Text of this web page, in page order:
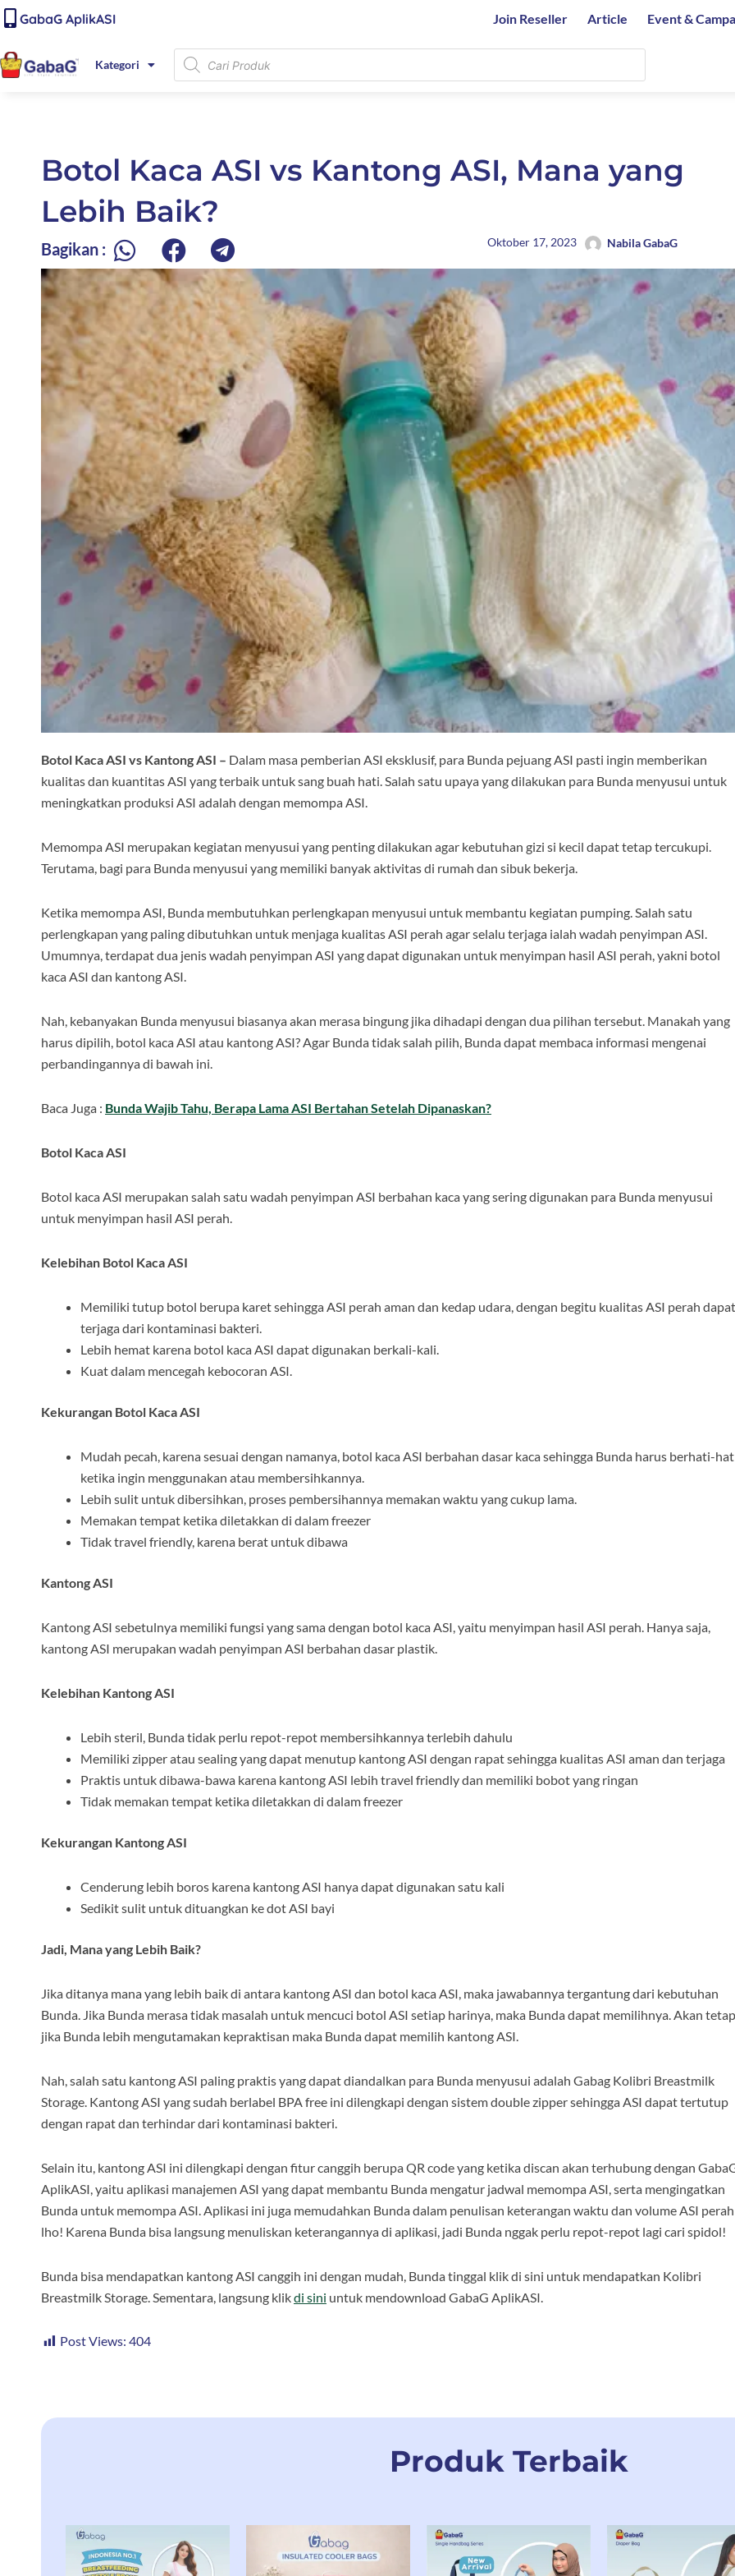
content
Lewati
ke
konten
GabaG AplikASI Join Reseller Article Event &
Kategori
Products
search
Botol Kaca ASI vs Kantong ASI, Mana yang
Lebih Baik?
Bagikan : Oktober 17, 2023 Nabila GabaG
Botol Kaca ASI vs Kantong ASI – Dalam masa pemberian ASI eksklusif, para Bunda pejuang ASI pasti ingin memberikan
kualitas dan kuantitas ASI yang terbaik untuk sang buah hati. Salah satu upaya yang dilakukan para Bunda menyusui untuk
meningkatkan produksi ASI adalah dengan memompa ASI.
Memompa ASI merupakan kegiatan menyusui yang penting dilakukan agar kebutuhan gizi si kecil dapat tetap tercukupi.
Terutama, bagi para Bunda menyusui yang memiliki banyak aktivitas di rumah dan sibuk bekerja.
Ketika memompa ASI, Bunda membutuhkan perlengkapan menyusui untuk membantu kegiatan pumping. Salah satu
perlengkapan yang paling dibutuhkan untuk menjaga kualitas ASI perah agar selalu terjaga ialah wadah penyimpan ASI.
Umumnya, terdapat dua jenis wadah penyimpan ASI yang dapat digunakan untuk menyimpan hasil ASI perah, yakni botol
kaca ASI dan kantong ASI.
Nah, kebanyakan Bunda menyusui biasanya akan merasa bingung jika dihadapi dengan dua pilihan tersebut. Manakah yang
harus dipilih, botol kaca ASI atau kantong ASI? Agar Bunda tidak salah pilih, Bunda dapat membaca informasi mengenai
perbandingannya di bawah ini.
Baca Juga : Bunda Wajib Tahu, Berapa Lama ASI Bertahan Setelah Dipanaskan?
Botol Kaca ASI
Botol kaca ASI merupakan salah satu wadah penyimpan ASI berbahan kaca yang sering digunakan para Bunda menyusui
untuk menyimpan hasil ASI perah.
Kelebihan Botol Kaca ASI
Memiliki tutup botol berupa karet sehingga ASI perah aman dan kedap udara, dengan begitu kualitas ASI perah dapat
terjaga dari kontaminasi bakteri.
Lebih hemat karena botol kaca ASI dapat digunakan berkali-kali.
Kuat dalam mencegah kebocoran ASI.
Kekurangan Botol Kaca ASI
Mudah pecah, karena sesuai dengan namanya, botol kaca ASI berbahan dasar kaca sehingga Bunda harus berhati-
ketika ingin menggunakan atau membersihkannya.
Lebih sulit untuk dibersihkan, proses pembersihannya memakan waktu yang cukup lama.
Memakan tempat ketika diletakkan di dalam freezer
Tidak travel friendly, karena berat untuk dibawa
Kantong ASI
Kantong ASI sebetulnya memiliki fungsi yang sama dengan botol kaca ASI, yaitu menyimpan hasil ASI perah. Hanya saja,
kantong ASI merupakan wadah penyimpan ASI berbahan dasar plastik.
Kelebihan Kantong ASI
Lebih steril, Bunda tidak perlu repot-repot membersihkannya terlebih dahulu
Memiliki zipper atau sealing yang dapat menutup kantong ASI dengan rapat sehingga kualitas ASI aman dan terjaga
Praktis untuk dibawa-bawa karena kantong ASI lebih travel friendly dan memiliki bobot yang ringan
Tidak memakan tempat ketika diletakkan di dalam freezer
Kekurangan Kantong ASI
Cenderung lebih boros karena kantong ASI hanya dapat digunakan satu kali
Sedikit sulit untuk dituangkan ke dot ASI bayi
Jadi, Mana yang Lebih Baik?
Jika ditanya mana yang lebih baik di antara kantong ASI dan botol kaca ASI, maka jawabannya tergantung dari kebutuhan
Bunda. Jika Bunda merasa tidak masalah untuk mencuci botol ASI setiap harinya, maka Bunda dapat memilihnya. Akan
jika Bunda lebih mengutamakan kepraktisan maka Bunda dapat memilih kantong ASI.
Nah, salah satu kantong ASI paling praktis yang dapat diandalkan para Bunda menyusui adalah Gabag Kolibri Breastmilk
Storage. Kantong ASI yang sudah berlabel BPA free ini dilengkapi dengan sistem double zipper sehingga ASI dapat tertutup
dengan rapat dan terhindar dari kontaminasi bakteri.
Selain itu, kantong ASI ini dilengkapi dengan fitur canggih berupa QR code yang ketika discan akan terhubung dengan
AplikASI, yaitu aplikasi manajemen ASI yang dapat membantu Bunda mengatur jadwal memompa ASI, serta mengingatkan
Bunda untuk memompa ASI. Aplikasi ini juga memudahkan Bunda dalam penulisan keterangan waktu dan volume ASI perah
lho! Karena Bunda bisa langsung menuliskan keterangannya di aplikasi, jadi Bunda nggak perlu repot-repot lagi cari spidol!
Bunda bisa mendapatkan kantong ASI canggih ini dengan mudah, Bunda tinggal klik di sini untuk mendapatkan Kolibri
Breastmilk Storage. Sementara, langsung klikdi sini untuk mendownload GabaG AplikASI.
Post Views: 404
Produk Terbaik